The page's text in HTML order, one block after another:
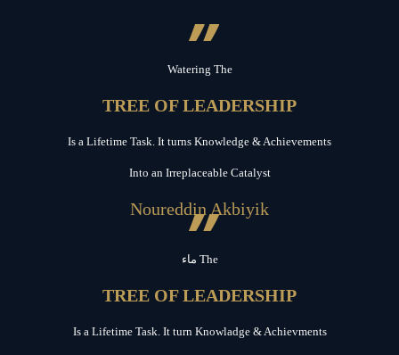
”
Watering The
TREE OF LEADERSHIP
Is a Lifetime Task. It turns Knowledge & Achievements
Into an Irreplaceable Catalyst
Noureddin Akbiyik
”
ماء The
TREE OF LEADERSHIP
Is a Lifetime Task. It turn Knowladge & Achievments